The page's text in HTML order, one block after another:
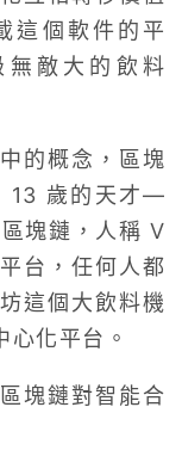
這個軟件的平
敵大的飲料
的概念，區塊
13 歲的天才—
塊鏈，人稱 V
台，任何人都
這個大飲料機
化平台。
塊鏈對智能合